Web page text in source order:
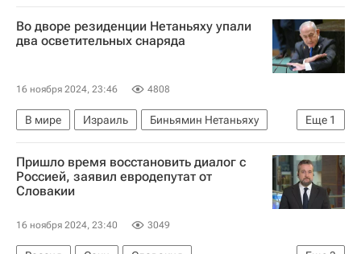
Во дворе резиденции Нетаньяху упали
два осветительных снаряда
16 ноября 2024, 23:46 4808
Еще 1
В мире Израиль
Биньямин Нетаньяху
ШАБАК
Пришло время восстановить диалог с
Россией, заявил евродепутат от
Словакии
16 ноября 2024, 23:40 3049